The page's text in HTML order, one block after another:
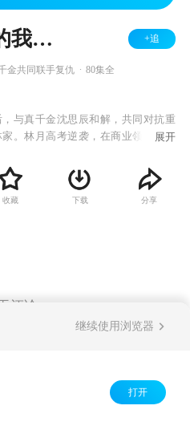
小小的我之幸福进化论 +追
金共同联手复仇 80集全
与真千金沈思辰和解，共同对抗重
家。林月高考逆袭，在商业领域与林
出各种手段，却最终失败。林月和
仇，林家众人受到法律制裁，她们
与亲情。
展开
收藏 下载 分享
评论
继续使用浏览器
打开